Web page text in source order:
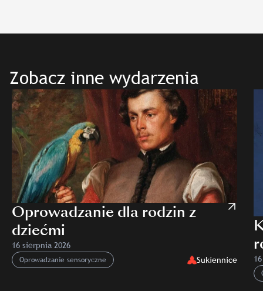
Zobacz inne wydarzenia
Oprowadzanie dla rodzin z
dziećmi
16 sierpnia 2026
Oprowadzanie sensoryczne
Sukiennice